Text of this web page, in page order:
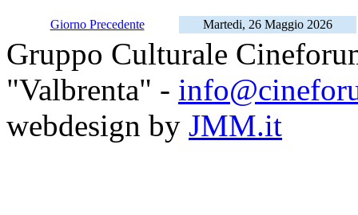
Giorno Precedente Martedi, 26 Maggio 2026
Gruppo Culturale
"Valbrenta" -
webdesign by JMM.it